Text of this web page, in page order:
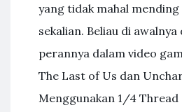
yang tidak mahal mending
sekalian. Beliau di
perannya dalam video
The Last of Us dan
Menggunakan 1/4